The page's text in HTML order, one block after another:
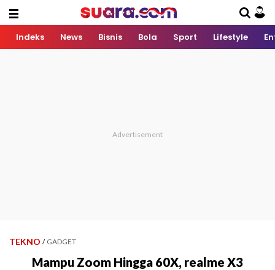
Indeks News Bisnis Bola Sport Lifestyle
TEKNO / GADGET
Mampu Zoom Hingga 60X, realme X3